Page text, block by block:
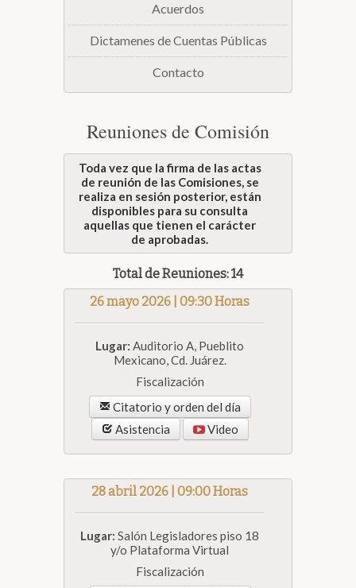
Acuerdos
Dictamenes de Cuentas Públicas
Contacto
Reuniones de Comisión
Toda vez que la firma de las actas
de reunión de las Comisiones, se
realiza en sesión posterior, están
disponibles para su consulta
aquellas que tienen el carácter
de aprobadas.
Total de Reuniones: 14
26 mayo 2026 | 09:30 Horas
Lugar: Auditorio A, Pueblito
Mexicano, Cd. Juárez.
Fiscalización
Citatorio y orden del día
Asistencia
Video
28 abril 2026 | 09:00 Horas
Lugar: Salón Legisladores piso 18
y/o Plataforma Virtual
Fiscalización